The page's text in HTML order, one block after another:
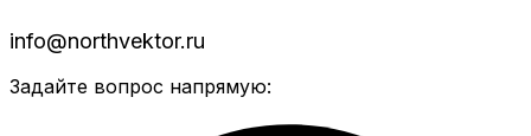
info@northvektor.ru
Задайте вопрос напрямую: